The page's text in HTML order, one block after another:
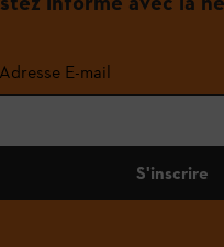
Adresse E-mail
S'inscrire